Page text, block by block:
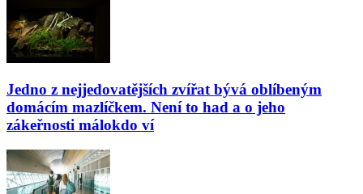
Jedno z nejjedovatějších zvířat bývá oblíbeným
domácím mazlíčkem. Není to had a o jeho
zákeřnosti málokdo ví